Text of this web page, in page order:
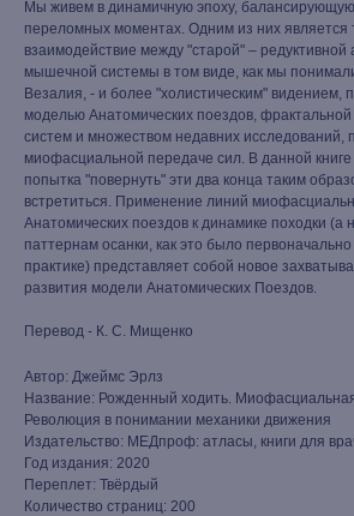
Мы живем в динамичную эпоху,
переломных моментах. Одним из них является
взаимодействие между "старой" – редуктивной
мышечной системы в том виде, как мы
Везалия, - и более "холистическим" видением,
моделью Анатомических поездов,
систем и множеством недавних исследований,
миофасциальной передаче сил. В данной
попытка "повернуть" эти два конца таким
встретиться. Применение линий
Анатомических поездов к динамике походки (а
паттернам осанки, как это было
практике) представляет собой новое
развития модели Анатомических Поездов.
Перевод - К. С. Мищенко
Автор: Джеймс Эрлз
Название: Рожденный ходить.
Революция в понимании механики движения
Издательство: МЕДпроф: атласы, книги для
Год издания: 2020
Переплет: Твёрдый
Количество страниц: 200